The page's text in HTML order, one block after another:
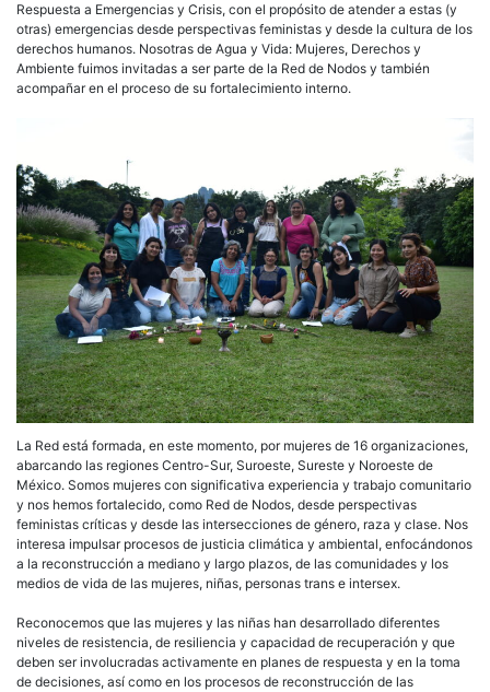
Respuesta a Emergencias y Crisis, con el propósito de atender a estas (y
otras) emergencias desde perspectivas feministas y desde la cultura de los
derechos humanos. Nosotras de Agua y Vida: Mujeres, Derechos y
Ambiente fuimos invitadas a ser parte de la Red de Nodos y también
acompañar en el proceso de su fortalecimiento interno.
La Red está formada, en este momento, por mujeres de 16 organizaciones,
abarcando las regiones Centro-Sur, Suroeste, Sureste y Noroeste de
México. Somos mujeres con significativa experiencia y trabajo comunitario
y nos hemos fortalecido, como Red de Nodos, desde perspectivas
feministas críticas y desde las intersecciones de género, raza y clase. Nos
interesa impulsar procesos de justicia climática y ambiental, enfocándonos
a la reconstrucción a mediano y largo plazos, de las comunidades y los
medios de vida de las mujeres, niñas, personas trans e intersex.
Reconocemos que las mujeres y las niñas han desarrollado diferentes
niveles de resistencia, de resiliencia y capacidad de recuperación y que
deben ser involucradas activamente en planes de respuesta y en la toma
de decisiones, así como en los procesos de reconstrucción de las